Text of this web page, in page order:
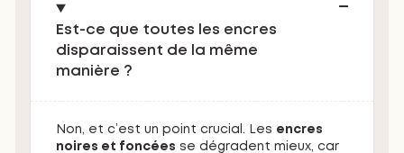
Est-ce que toutes les encres
disparaissent de la même
manière ?
Non, et c’est un point crucial. Les encres
noires et foncées se dégradent mieux, car